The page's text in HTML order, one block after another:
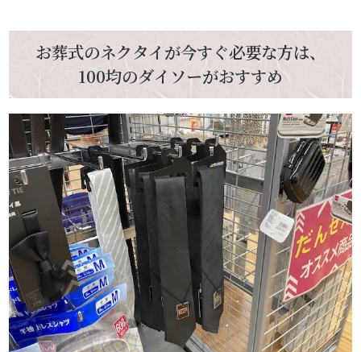
お葬式のネクタイが今すぐ必要な方は、
100均のダイソーがおすすめ